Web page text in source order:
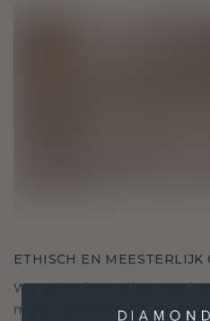
ETHISCH EN MEESTERLIJK
We gebruiken alleen de
materialen en lab-grown